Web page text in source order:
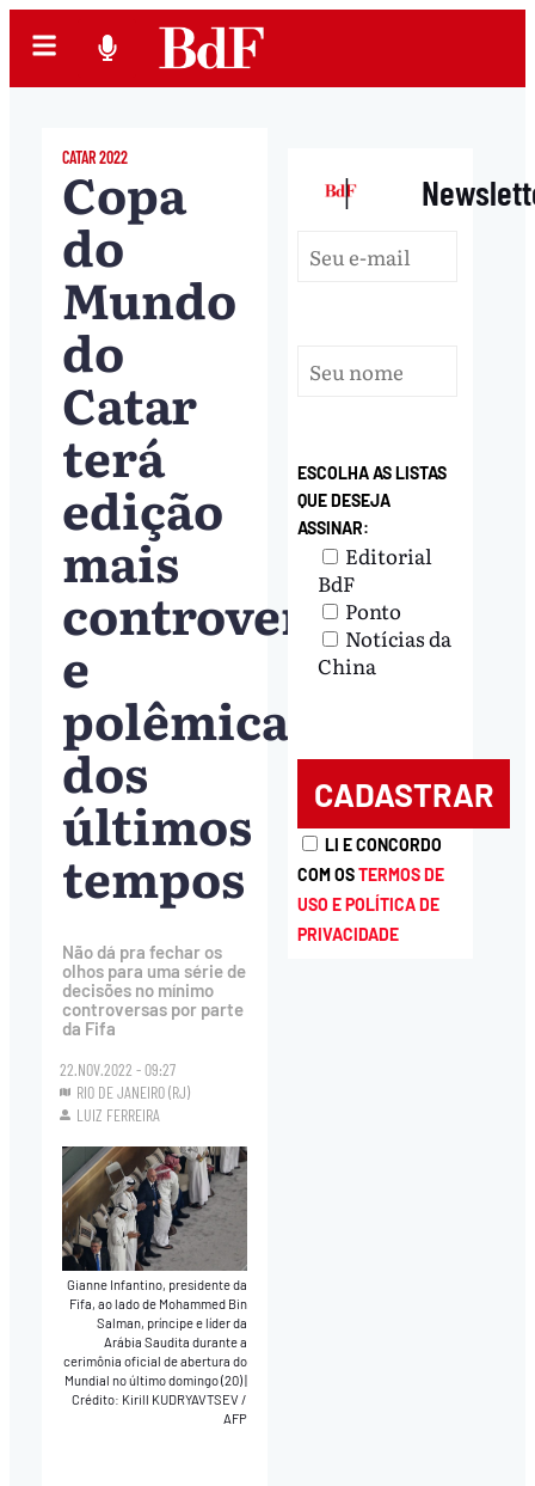
CATAR 2022
Copa
do
Mundo
do
Catar
terá
edição
mais
controversa
e
polêmica
dos
últimos
tempos
Não dá pra fechar os
olhos para uma série de
decisões no mínimo
controversas por parte
da Fifa
22.NOV.2022 - 09:27
RIO DE JANEIRO (RJ)
LUIZ FERREIRA
Gianne Infantino, presidente da
Fifa, ao lado de Mohammed Bin
Salman, príncipe e líder da
Arábia Saudita durante a
cerimônia oficial de abertura do
Mundial no último domingo (20)|
Crédito: Kirill KUDRYAVTSEV /
AFP
|
ESCOLHA AS LISTAS
QUE DESEJA
ASSINAR:
Editorial
BdF
Ponto
Notícias da
China
LI E CONCORDO
COM OSTERMOS DE
USO E POLÍTICA DE
PRIVACIDADE